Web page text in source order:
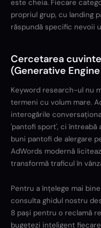
este cheia. Fiecare
propriul grup, cu landing
răspundă specific nevoii
Cercetarea
(Generative
Keyword research-ul nu
termeni cu volum mare.
interogările
'pantofi sport', ci întreabă
buni pantofi de alergare
AdWords modernă
transformă traficul în
Pentru a înțelege mai
consulta ghidul nostru
8 pași pentru o reclamă
bugetezi inteligent